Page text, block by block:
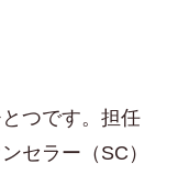
つです。担任
セラー（SC）